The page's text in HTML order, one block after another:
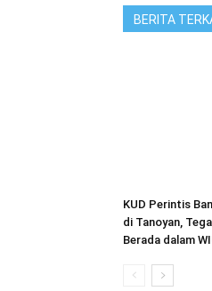
BERITA
KUD Perintis
di Tanoyan,
Berada dalam